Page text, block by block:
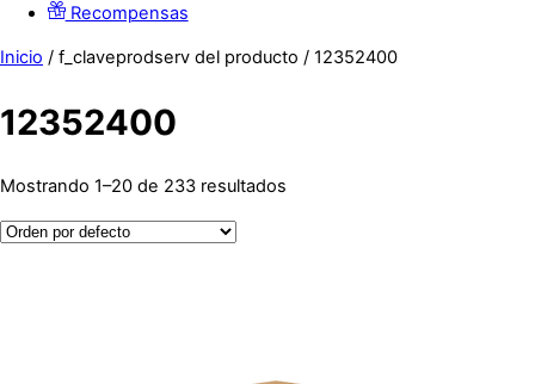
Recompensas
Inicio / f_claveprodserv del producto / 12352400
12352400
Mostrando 1–20 de 233 resultados